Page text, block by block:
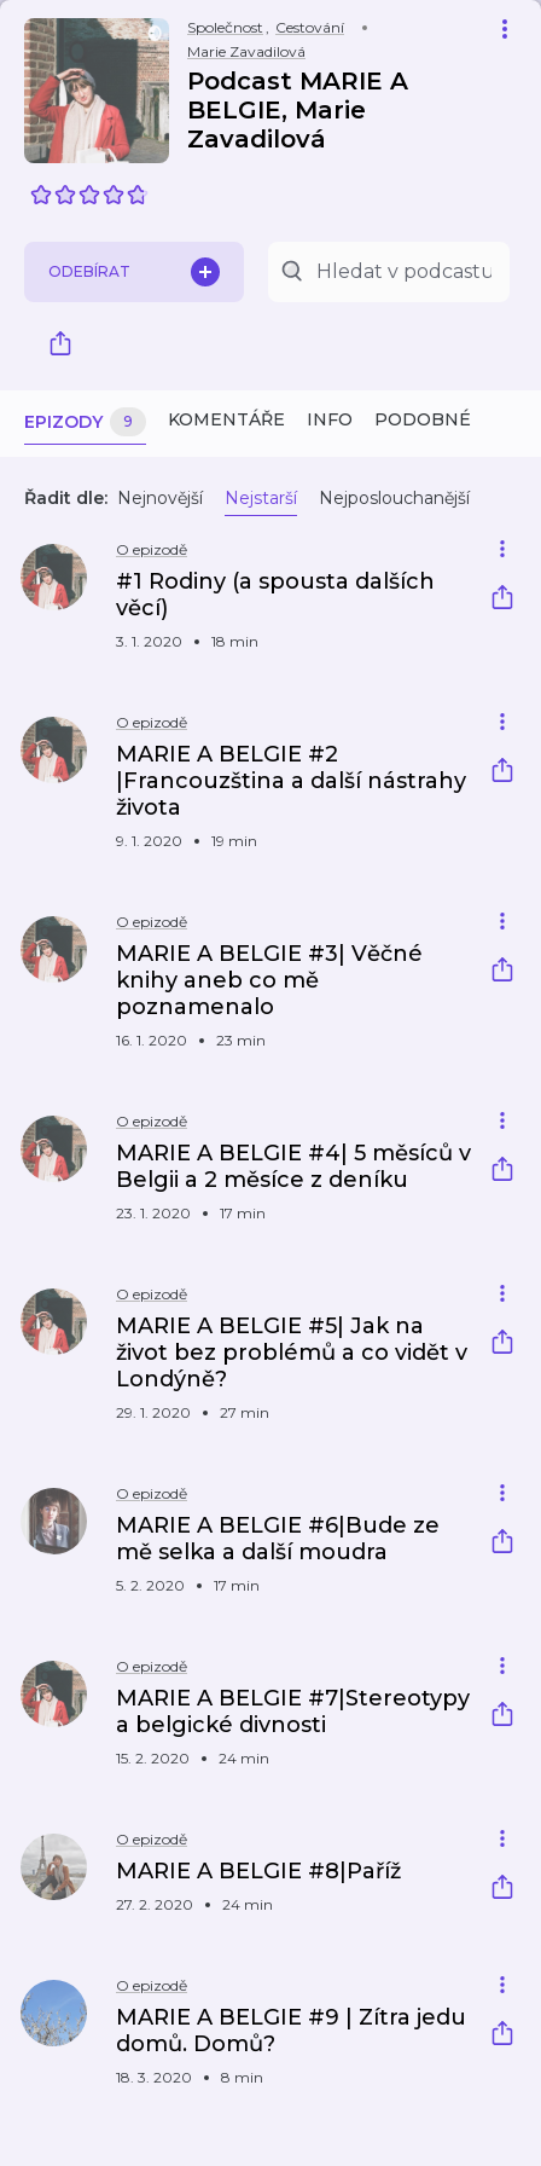
Společnost , Cestování
Marie Zavadilová
Podcast MARIE A
BELGIE, Marie
Zavadilová
ODEBÍRAT
EPIZODY 9 KOMENTÁŘE INFO PODOBNÉ
Řadit dle: Nejnovější Nejstarší Nejposlouchanější
O epizodě
#1 Rodiny (a spousta dalších
věcí)
3. 1. 2020 18 min
O epizodě
MARIE A BELGIE #2
|Francouzština a další nástrahy
života
9. 1. 2020 19 min
O epizodě
MARIE A BELGIE #3| Věčné
knihy aneb co mě
poznamenalo
16. 1. 2020 23 min
O epizodě
MARIE A BELGIE #4| 5 měsíců v
Belgii a 2 měsíce z deníku
23. 1. 2020 17 min
O epizodě
MARIE A BELGIE #5| Jak na
život bez problémů a co vidět v
Londýně?
29. 1. 2020 27 min
O epizodě
MARIE A BELGIE #6|Bude ze
mě selka a další moudra
5. 2. 2020 17 min
O epizodě
MARIE A BELGIE #7|Stereotypy
a belgické divnosti
15. 2. 2020 24 min
O epizodě
MARIE A BELGIE #8|Paříž
27. 2. 2020 24 min
O epizodě
MARIE A BELGIE #9 | Zítra jedu
domů. Domů?
18. 3. 2020 8 min